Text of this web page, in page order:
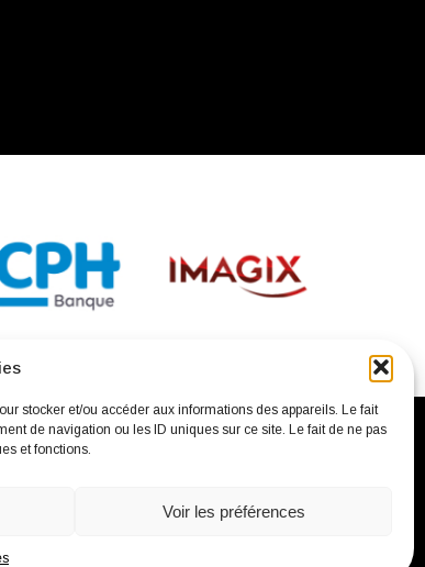
stocker et/ou accéder aux informations des appareils. Le fait
de navigation ou les ID uniques sur ce site. Le fait de ne pas
et fonctions.
Voir les préférences